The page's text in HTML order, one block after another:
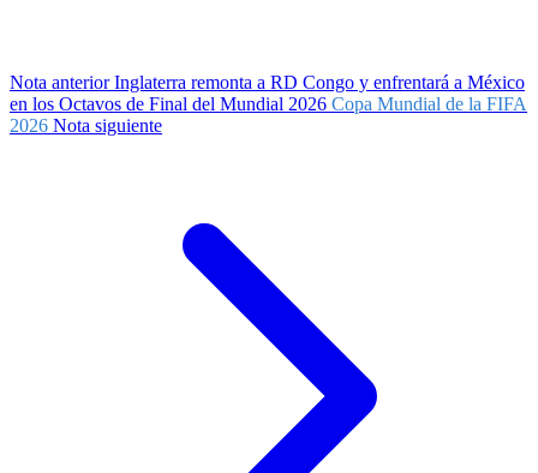
Nota anteriorInglaterra remonta a RD Congo y enfrentará a México
en los Octavos de Final del Mundial 2026 Copa Mundial de la FIFA
2026 Nota siguiente